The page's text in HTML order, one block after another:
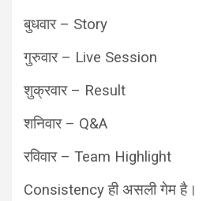
बुधवार – Story
गुरुवार – Live Session
शुक्रवार – Result
शनिवार – Q&A
रविवार – Team Highlight
Consistency ही असली गेम है।